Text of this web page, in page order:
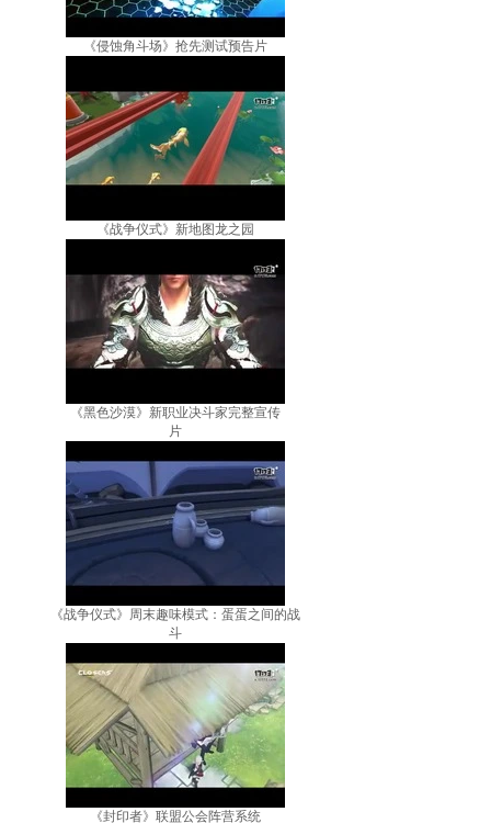
《侵蚀角斗场》抢先测试预告片
《战争仪式》新地图龙之园
《黑色沙漠》新职业决斗家完整宣传
片
《战争仪式》周末趣味模式：蛋蛋之间的战
斗
《封印者》联盟公会阵营系统